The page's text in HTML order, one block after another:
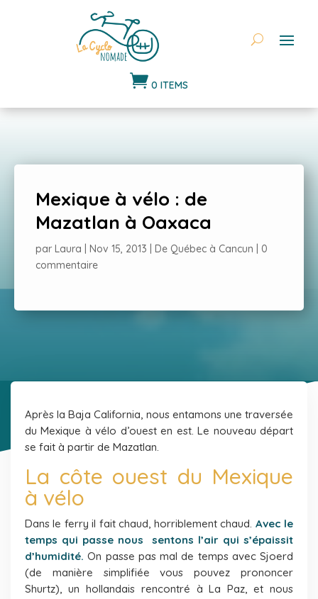
 0 ITEMS
Mexique à vélo : de
Mazatlan à Oaxaca
par Laura Nov 15, 2013 De Québec à Cancun
0
commentaire
Après la Baja California, nous entamons une traversée
du Mexique à vélo d’ouest en est. Le nouveau départ
se fait à partir de Mazatlan.
La côte ouest du Mexique
à vélo
Dans le ferry il fait chaud, horriblement chaud. Avec le
temps qui passe nous sentons l’air qui s’épaissit
d’humidité. On passe pas mal de temps avec Sjoerd
(de manière simplifiée vous pouvez prononcer
Shurtz), un hollandais rencontré à La Paz, et nous